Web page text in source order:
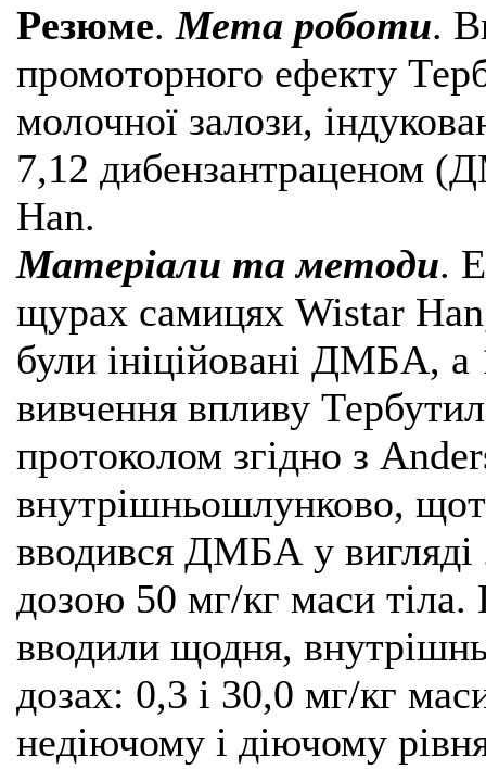
Резюме. Мета роботи.
промоторного ефекту
молочної залози,
7,12 дибензантраценом
Han.
Матеріали та методи.
щурах самицях Wistar
були ініційовані ДМБА, а
вивчення впливу
протоколом згідно з
внутрішньошлунково,
вводився ДМБА у вигляді
дозою 50 мг/кг маси тіла.
вводили щодня,
дозах: 0,3 і 30,0 мг/кг
недіючому і діючому